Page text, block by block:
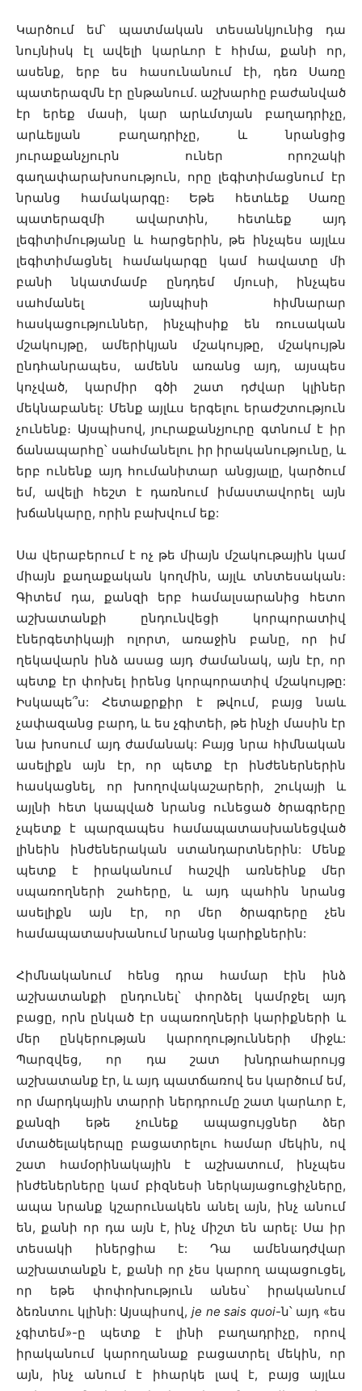
Կարծում եմ՝ պատմական տեսանկյունից դա
նույնիսկ էլ ավելի կարևոր է հիմա, քանի որ,
ասենք, երբ ես հասունանում էի, դեռ Սառը
պատերազմն էր ընթանում․ աշխարհը բաժանված
էր երեք մասի, կար արևմտյան բաղադրիչը,
արևելյան բաղադրիչը, և նրանցից
յուրաքանչյուրն ուներ որոշակի
գաղափարախոսություն, որը լեգիտիմացնում էր
նրանց համակարգը։ Եթե հետևեք Սառը
պատերազմի ավարտին, հետևեք այդ
լեգիտիմությանը և հարցերին, թե ինչպես այլևս
լեգիտիմացնել համակարգը կամ հավատը մի
բանի նկատմամբ ընդդեմ մյուսի, ինչպես
սահմանել այնպիսի հիմնարար
հասկացություններ, ինչպիսիք են ռուսական
մշակույթը, ամերիկյան մշակույթը, մշակույթն
ընդհանրապես, ամենն առանց այդ, այսպես
կոչված, կարմիր գծի շատ դժվար կլիներ
մեկնաբանել: Մենք այլևս երգելու երաժշտություն
չունենք։ Այսպիսով, յուրաքանչյուրը գտնում է իր
ճանապարհը՝ սահմանելու իր իրականությունը, և
երբ ունենք այդ հումանիտար անցյալը, կարծում
եմ, ավելի հեշտ է դառնում իմաստավորել այն
խճանկարը, որին բախվում եք:
Սա վերաբերում է ոչ թե միայն մշակութային կամ
միայն քաղաքական կողմին, այլև տնտեսական։
Գիտեմ դա, քանզի երբ համալսարանից հետո
աշխատանքի ընդունվեցի կորպորատիվ
էներգետիկայի ոլորտ, առաջին բանը, որ իմ
ղեկավարն ինձ ասաց այդ ժամանակ, այն էր, որ
պետք էր փոխել իրենց կորպորատիվ մշակույթը:
Իսկապե՞ս: Հետաքրքիր է թվում, բայց նաև
չափազանց բարդ, և ես չգիտեի, թե ինչի մասին էր
նա խոսում այդ ժամանակ: Բայց նրա հիմնական
ասելիքն այն էր, որ պետք էր ինժեներներին
հասկացնել, որ խողովակաշարերի, շուկայի և
այլնի հետ կապված նրանց ունեցած ծրագրերը
չպետք է պարզապես համապատասխանեցված
լինեին ինժեներական ստանդարտներին: Մենք
պետք է իրականում հաշվի առնեինք մեր
սպառողների շահերը, և այդ պահին նրանց
ասելիքն այն էր, որ մեր ծրագրերը չեն
համապատասխանում նրանց կարիքներին:
Հիմնականում հենց դրա համար էին ինձ
աշխատանքի ընդունել՝ փորձել կամրջել այդ
բացը, որն ընկած էր սպառողների կարիքների և
մեր ընկերության կարողությունների միջև:
Պարզվեց, որ դա շատ խնդրահարույց
աշխատանք էր, և այդ պատճառով ես կարծում եմ,
որ մարդկային տարրի ներդրումը շատ կարևոր է,
քանզի եթե չունեք ապացույցներ ձեր
մտածելակերպը բացատրելու համար մեկին, ով
շատ համօրինակային է աշխատում, ինչպես
ինժեներները կամ բիզնեսի ներկայացուցիչները,
ապա նրանք կշարունակեն անել այն, ինչ անում
են, քանի որ դա այն է, ինչ միշտ են արել: Սա իր
տեսակի իներցիա է: Դա ամենադժվար
աշխատանքն է, քանի որ չես կարող ապացուցել,
որ եթե փոփոխություն անես՝ իրականում
ձեռնտու կլինի: Այսպիսով, je ne sais quoi-ն՝ այդ «ես
չգիտեմ»-ը պետք է լինի բաղադրիչը, որով
իրականում կարողանաք բացատրել մեկին, որ
այն, ինչ անում է իհարկե լավ է, բայց այլևս